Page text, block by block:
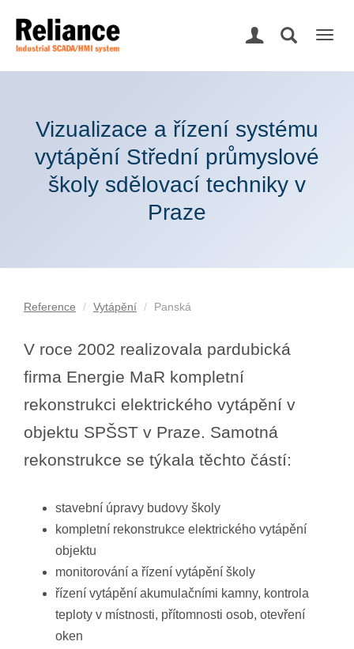
Vizualizace a řízení systému
vytápění Střední průmyslové
školy sdělovací techniky v
Praze
Reference Vytápění Panská
V roce 2002 realizovala pardubická
firma Energie MaR kompletní
rekonstrukci elektrického vytápění v
objektu SPŠST v Praze. Samotná
rekonstrukce se týkala těchto částí:
stavební úpravy budovy školy
kompletní rekonstrukce elektrického vytápění
objektu
monitorování a řízení vytápění školy
řízení vytápění akumulačními kamny, kontrola
teploty v místnosti, přítomnosti osob, otevření
oken